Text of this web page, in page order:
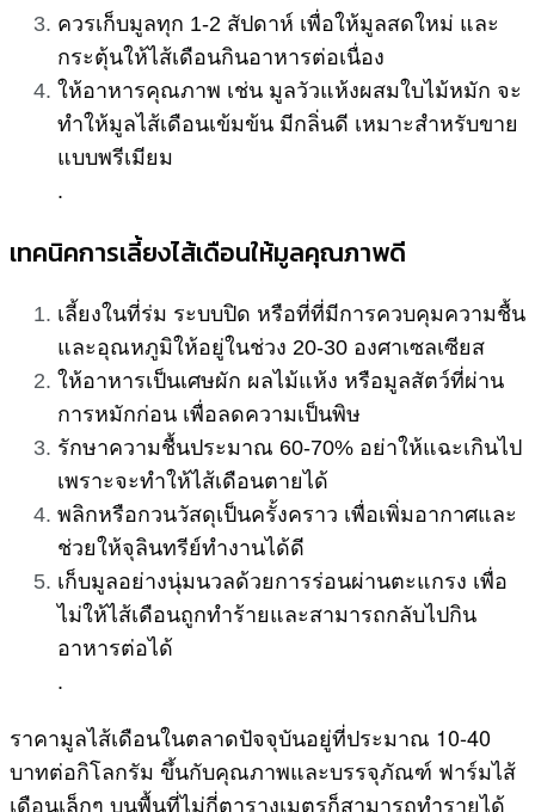
ควรเก็บมูลทุก 1-2 สัปดาห์ เพื่อให้มูลสดใหม่ และ
กระตุ้นให้ไส้เดือนกินอาหารต่อเนื่อง
ให้อาหารคุณภาพ เช่น มูลวัวแห้งผสมใบไม้หมัก จะ
ทำให้มูลไส้เดือนเข้มข้น มีกลิ่นดี เหมาะสำหรับขาย
แบบพรีเมียม
.
เทคนิคการเลี้ยงไส้เดือนให้มูลคุณภาพดี
เลี้ยงในที่ร่ม ระบบปิด หรือที่ที่มีการควบคุมความชื้น
และอุณหภูมิให้อยู่ในช่วง 20-30 องศาเซลเซียส
ให้อาหารเป็นเศษผัก ผลไม้แห้ง หรือมูลสัตว์ที่ผ่าน
การหมักก่อน เพื่อลดความเป็นพิษ
รักษาความชื้นประมาณ 60-70% อย่าให้แฉะเกินไป
เพราะจะทำให้ไส้เดือนตายได้
พลิกหรือกวนวัสดุเป็นครั้งคราว เพื่อเพิ่มอากาศและ
ช่วยให้จุลินทรีย์ทำงานได้ดี
เก็บมูลอย่างนุ่มนวลด้วยการร่อนผ่านตะแกรง เพื่อ
ไม่ให้ไส้เดือนถูกทำร้ายและสามารถกลับไปกิน
อาหารต่อได้
.
ราคามูลไส้เดือนในตลาดปัจจุบันอยู่ที่ประมาณ 10-40
บาทต่อกิโลกรัม ขึ้นกับคุณภาพและบรรจุภัณฑ์ ฟาร์มไส้
เดือนเล็กๆ บนพื้นที่ไม่กี่ตารางเมตรก็สามารถทำรายได้